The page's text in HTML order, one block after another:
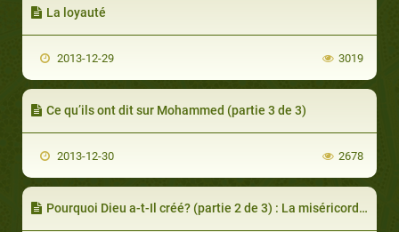
La loyauté
2013-12-29 3019
Ce qu’ils ont dit sur Mohammed (partie 3 de 3)
2013-12-30 2678
Pourquoi Dieu a-t-Il créé? (partie 2 de 3) : La miséricorde et la justice divines